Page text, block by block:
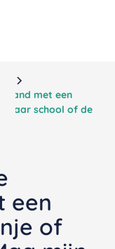
land met een
naar school of de
een
of